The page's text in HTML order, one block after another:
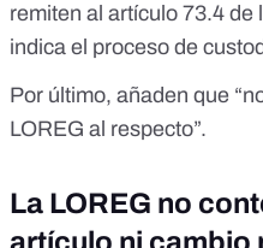
remiten al artículo 73.4 de
indica el proceso de
Por último, añaden que
LOREG al respecto”.
La LOREG no